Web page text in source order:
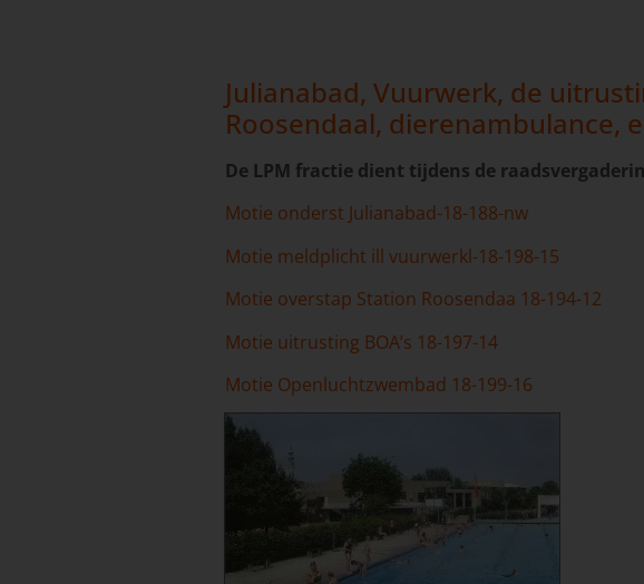
Julianabad, Vuurwerk, de
Roosendaal, dierenambulance,
De LPM fractie dient tijdens de
Motie onderst Julianabad-18-188-nw
Motie meldplicht ill vuurwerkl-18-198-15
Motie overstap Station Roosendaa 18-194-12
Motie uitrusting BOA’s 18-197-14
Motie Openluchtzwembad 18-199-16